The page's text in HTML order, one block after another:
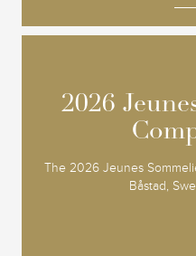
2026
The 2026 Jeunes
Båstad,
2026